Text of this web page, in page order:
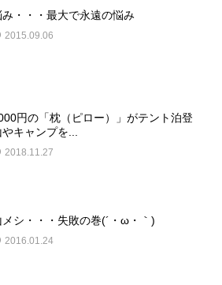
み・・・最大で永遠の悩み
2015.09.06
円の「枕（ピロー）」がテント泊登
やキャンプを...
2018.11.27
メシ・・・失敗の巻(´・ω・｀)
2016.01.24